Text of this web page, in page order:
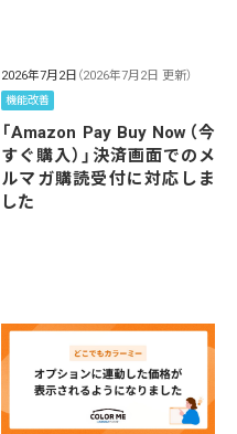
2026年7月2日 （2026年7月2日 更新）
機能改善
「Amazon Pay Buy Now（今
すぐ購入）」決済画面でのメ
ルマガ購読受付に対応しま
した